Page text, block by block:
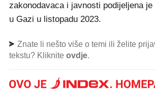
zakonodavaca i javnosti podijeljena
u Gazi u listopadu 2023.
Znate li nešto više o temi ili želite
tekstu? Kliknite ovdje.